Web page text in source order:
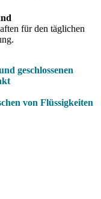
für den täglichen
geschlossenen
von Flüssigkeiten